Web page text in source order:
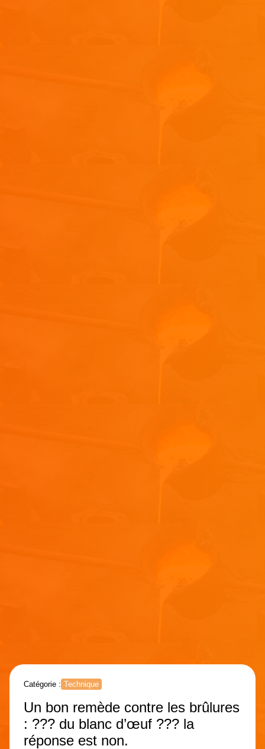
Catégorie : Technique
Un bon remède contre les brûlures
: ??? du blanc d’œuf ??? la
réponse est non.